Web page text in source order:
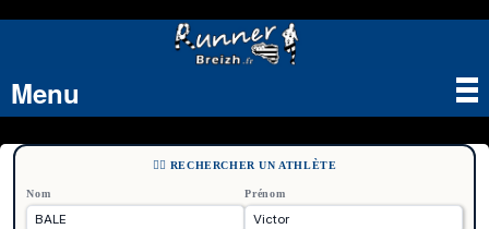
Menu
🏃‍♂️ RECHERCHER UN ATHLÈTE
Nom Prénom